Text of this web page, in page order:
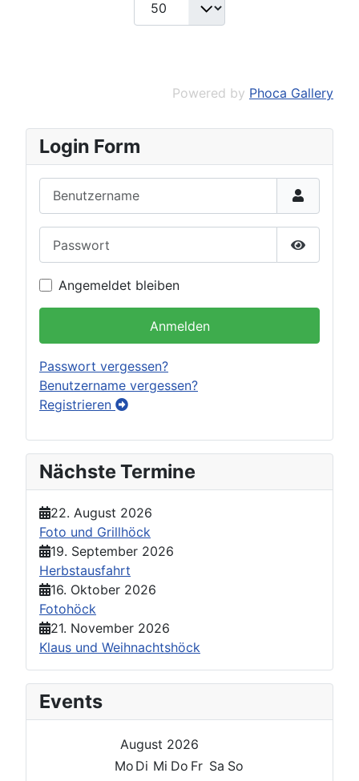
Powered by Phoca Gallery
Login Form
Passwort
Angemeldet bleiben
Anmelden
Passwort vergessen?
Benutzername vergessen?
Registrieren
Nächste Termine
22. August 2026
Foto und Grillhöck
19. September 2026
Herbstausfahrt
16. Oktober 2026
Fotohöck
21. November 2026
Klaus und Weihnachtshöck
Events
August 2026
Mo Di Mi Do Fr Sa So